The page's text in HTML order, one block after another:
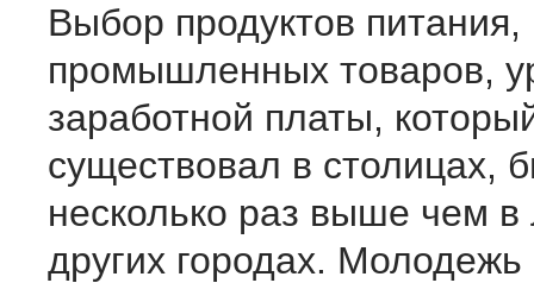
Выбор продуктов питания,
промышленных товаров,
заработной платы,
существовал в столицах,
несколько раз выше чем
других городах.